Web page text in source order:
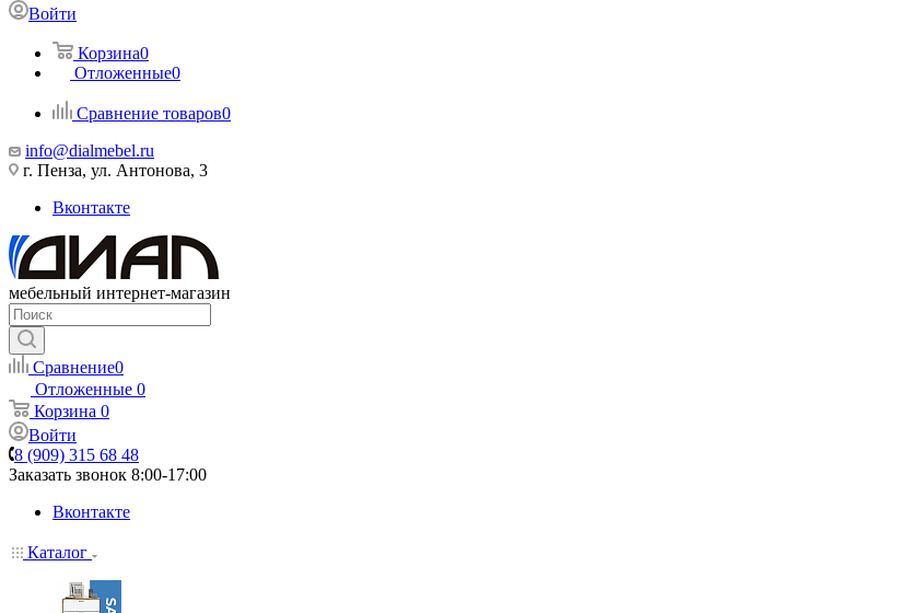
Войти
Корзина0
Отложенные0
Сравнение товаров0
info@dialmebel.ru
г. Пенза, ул. Антонова, 3
Вконтакте
мебельный интернет-магазин
Сравнение0
Отложенные 0
Корзина 0
Войти
8 (909) 315 68 48
Заказать звонок 8:00-17:00
Вконтакте
Каталог